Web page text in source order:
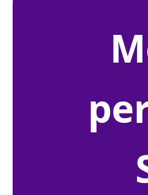
monte-